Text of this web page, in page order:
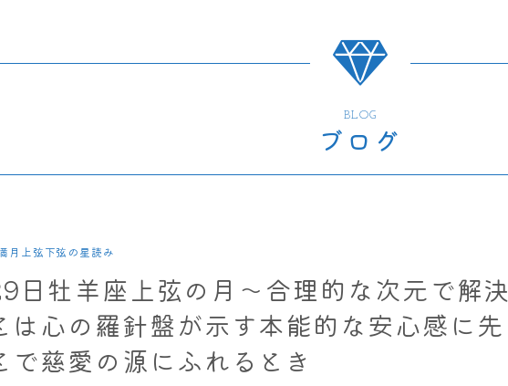
BLOG
ブログ
月上弦下弦の星読み
日牡羊座上弦の月～合理的な次元で解決
は心の羅針盤が示す本能的な安心感に先
で慈愛の源にふれるとき